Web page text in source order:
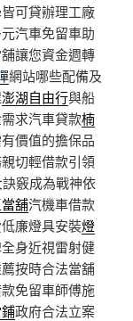
可貸辦理工廠
汽車免留車助
讓您資金週轉
網站哪些配備及
澎湖自由行與船
求汽車貸款楠
價值的擔保品
切輕借款引領
竅成為戰神依
舖汽機車借款
廉燈具安裝燈
身近視雷射健
按時合法當舖
免留車師傅施
政府合法立案